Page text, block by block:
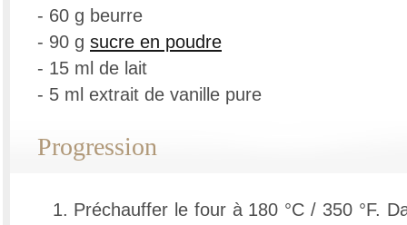
- 60 g beurre
- 90 g sucre en poudre
- 15 ml de lait
- 5 ml extrait de vanille pure
Progression
Préchauffer le four à 180 °C / 350 °F.